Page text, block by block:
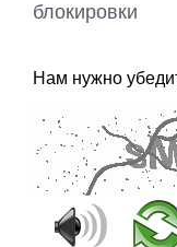
блокировки
Нам нужно